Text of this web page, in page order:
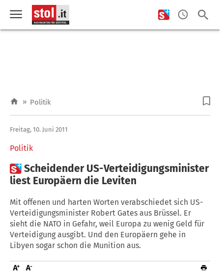
» Politik
Politik
Freitag, 10. Juni 2011
Scheidender US-Verteidigungsminister
liest Europäern die Leviten
Mit offenen und harten Worten verabschiedet sich US-
Verteidigungsminister Robert Gates aus Brüssel. Er
sieht die NATO in Gefahr, weil Europa zu wenig Geld für
Verteidigung ausgibt. Und den Europäern gehe in
Libyen sogar schon die Munition aus.